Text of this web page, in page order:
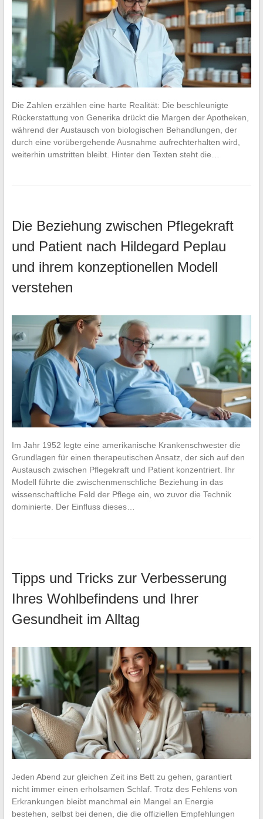
Die Zahlen erzählen eine harte Realität: Die beschleunigte
Rückerstattung von Generika drückt die Margen der Apotheken,
während der Austausch von biologischen Behandlungen, der
durch eine vorübergehende Ausnahme aufrechterhalten wird,
weiterhin umstritten bleibt. Hinter den Texten steht die…
Die Beziehung zwischen Pflegekraft
und Patient nach Hildegard Peplau
und ihrem konzeptionellen Modell
verstehen
Im Jahr 1952 legte eine amerikanische Krankenschwester die
Grundlagen für einen therapeutischen Ansatz, der sich auf den
Austausch zwischen Pflegekraft und Patient konzentriert. Ihr
Modell führte die zwischenmenschliche Beziehung in das
wissenschaftliche Feld der Pflege ein, wo zuvor die Technik
dominierte. Der Einfluss dieses…
Tipps und Tricks zur Verbesserung
Ihres Wohlbefindens und Ihrer
Gesundheit im Alltag
Jeden Abend zur gleichen Zeit ins Bett zu gehen, garantiert
nicht immer einen erholsamen Schlaf. Trotz des Fehlens von
Erkrankungen bleibt manchmal ein Mangel an Energie
bestehen, selbst bei denen, die die offiziellen Empfehlungen